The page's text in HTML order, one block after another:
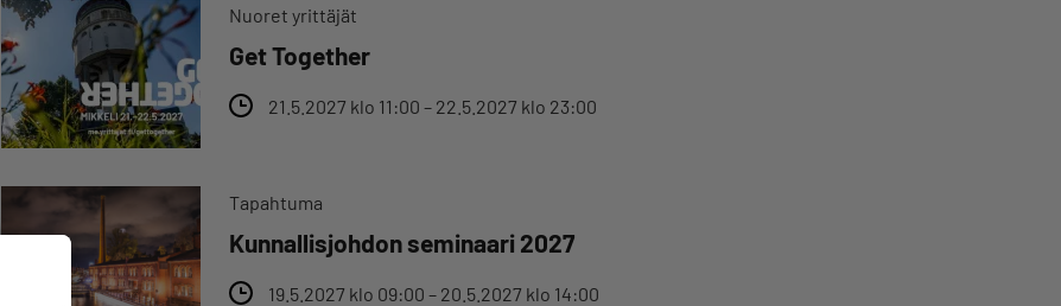
Nuoret yrittäjät
Get Together
21.5.2027 klo 11:00 – 22.5.2027 klo 23:00
Tapahtuma
Kunnallisjohdon seminaari 2027
19.5.2027 klo 09:00 – 20.5.2027 klo 14:00